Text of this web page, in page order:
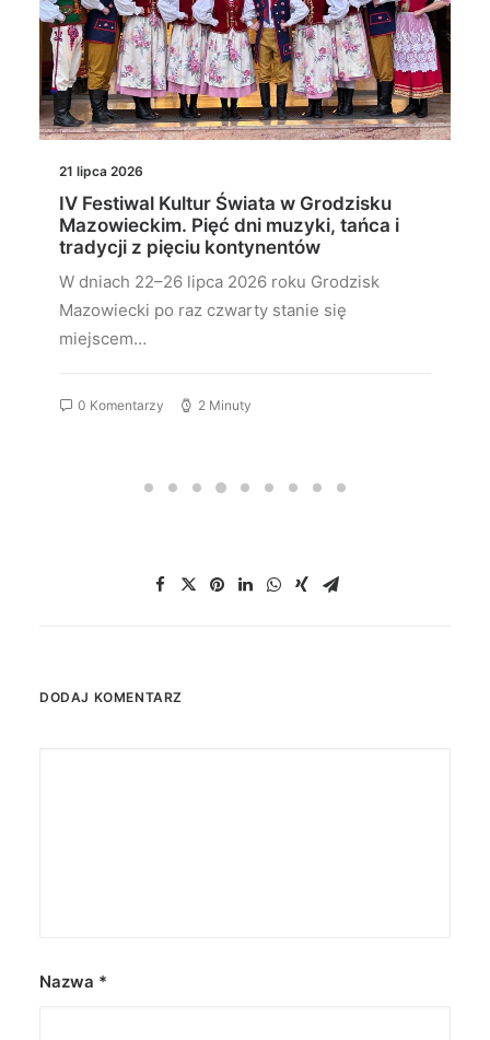
21 lipca 2026
IV Festiwal Kultur Świata w Grodzisku
Mazowieckim. Pięć dni muzyki, tańca i
tradycji z pięciu kontynentów
W dniach 22–26 lipca 2026 roku Grodzisk
Mazowiecki po raz czwarty stanie się
miejscem…
0 Komentarzy 2 Minuty
DODAJ KOMENTARZ
Nazwa *